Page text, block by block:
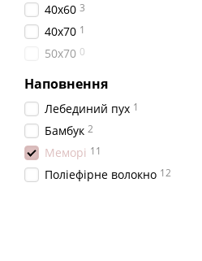
40x60 3
40x70 1
50x70 0
Наповнення
Лебединий пух 1
Бамбук 2
Меморі 11
Поліефірне волокно 12